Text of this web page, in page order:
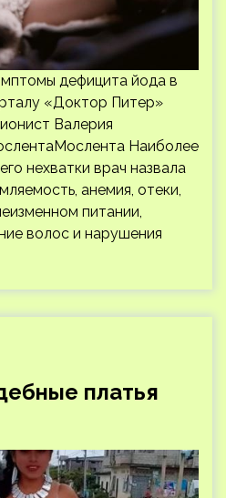
дефицита йода в
«Доктор Питер»
Валерия
Наиболее
нехватки врач назвала
анемия, отеки,
питании,
волос и нарушения
платья